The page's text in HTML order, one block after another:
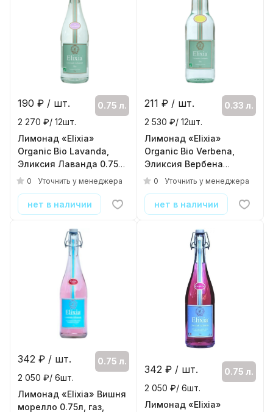
190 ₽ / шт.
0.75 л.
2 270 ₽/ 12шт.
Лимонад «Elixia»
Organic Bio Lavanda,
Эликсия Лаванда 0.75л,
газ, стекло
0 Уточнить у менеджера
нет в наличии
211 ₽ / шт.
0.33 л.
2 530 ₽/ 12шт.
Лимонад «Elixia»
Organic Bio Verbena,
Эликсия Вербена
лимонная 0.33л, газ,
( 12шт./уп. )
0 Уточнить у менеджера
нет в наличии
342 ₽ / шт.
0.75 л.
2 050 ₽/ 6шт.
Лимонад «Elixia» Вишня
морелло 0.75л, газ,
342 ₽ / шт.
0.75 л.
2 050 ₽/ 6шт.
Лимонад «Elixia»